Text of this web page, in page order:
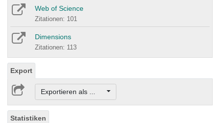
Web of Science
Zitationen: 101
Dimensions
Zitationen: 113
Export
Exportieren als ...
Statistiken